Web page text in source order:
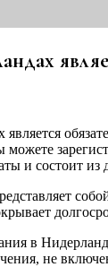
и состоит из
в
не